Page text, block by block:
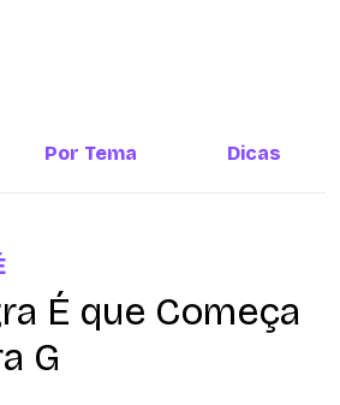
Por Tema Dicas
É que Começa
G